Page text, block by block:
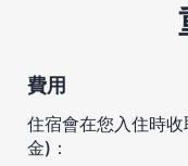
費用
住宿會在您入住時
金)：